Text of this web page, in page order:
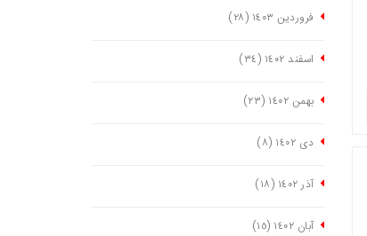
فروردین ١٤٠٣ (٢٨)
اسفند ١٤٠٢ (٣٤)
بهمن ١٤٠٢ (٢٣)
دی ١٤٠٢ (٨)
آذر ١٤٠٢ (١٨)
آبان ١٤٠٢ (١٥)